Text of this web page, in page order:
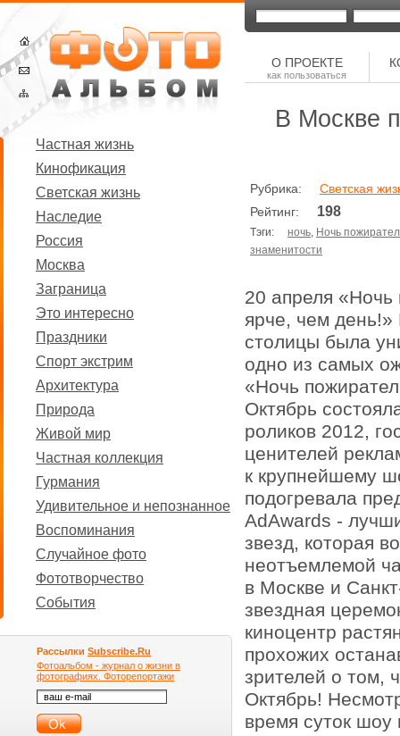
Частная жизнь
Кинофикация
Светская жизнь
Наследие
Россия
Москва
Заграница
Это интересно
Праздники
Спорт экстрим
Архитектура
Природа
Живой мир
Частная коллекция
Гурмания
Удивительное и непознанное
Воспоминания
Случайное фото
Фототворчество
События
Рассылки Subscribe.Ru
Фотоальбом - журнал о жизни в
фотографиях. Фоторепортажи
О ПРОЕКТЕ
как пользоваться
В Москве
Рубрика: Светская
Рейтинг: 198
Тэги: ночь, Ночь
знаменитости
20 апреля
ярче, чем день!»
столицы была
одно из самых
«Ночь
Октябрь
роликов 2012,
ценителей
к крупнейшему
подогревала
AdAwards -
звезд, которая
неотъемлемой
в Москве и
звездная
киноцентр
прохожих
зрителей о том,
Октябрь!
время суток шоу